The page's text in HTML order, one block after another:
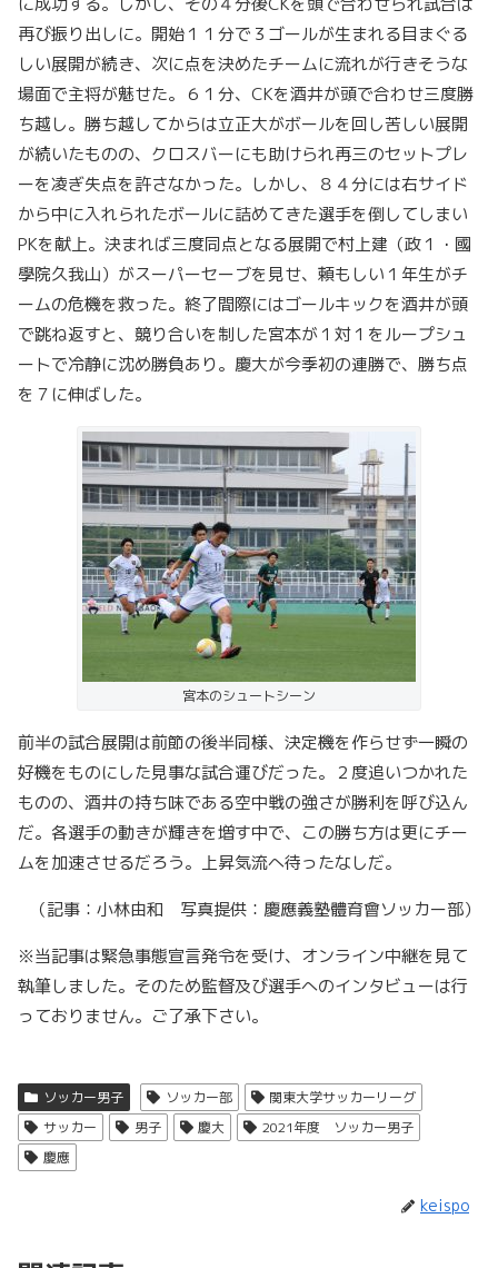
再び振り出しに。開始１１分で３ゴールが生まれる目まぐる
しい展開が続き、次に点を決めたチームに流れが行きそうな
場面で主将が魅せた。６１分、CKを酒井が頭で合わせ三度勝
ち越し。勝ち越してからは立正大がボールを回し苦しい展開
が続いたものの、クロスバーにも助けられ再三のセットプレ
ーを凌ぎ失点を許さなかった。しかし、８４分には右サイド
から中に入れられたボールに詰めてきた選手を倒してしまい
PKを献上。決まれば三度同点となる展開で村上建（政１・國
學院久我山）がスーパーセーブを見せ、頼もしい１年生がチ
ームの危機を救った。終了間際にはゴールキックを酒井が頭
で跳ね返すと、競り合いを制した宮本が１対１をループシュ
ートで冷静に沈め勝負あり。慶大が今季初の連勝で、勝ち点
を７に伸ばした。
宮本のシュートシーン
前半の試合展開は前節の後半同様、決定機を作らせず一瞬の
好機をものにした見事な試合運びだった。２度追いつかれた
ものの、酒井の持ち味である空中戦の強さが勝利を呼び込ん
だ。各選手の動きが輝きを増す中で、この勝ち方は更にチー
ムを加速させるだろう。上昇気流へ待ったなしだ。
（記事：小林由和 写真提供：慶應義塾體育會ソッカー部）
※当記事は緊急事態宣言発令を受け、オンライン中継を見て
執筆しました。そのため監督及び選手へのインタビューは行
っておりません。ご了承下さい。
ソッカー男子 ソッカー部
関東大学サッカーリーグ
サッカー
男子 慶大
2021年度 ソッカー男子
慶應
keispo